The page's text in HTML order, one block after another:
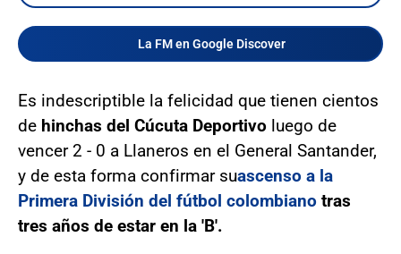
La FM en Google Discover
Es indescriptible la felicidad que tienen cientos
de hinchas del Cúcuta Deportivo luego de
vencer 2 - 0 a Llaneros en el General Santander,
y de esta forma confirmar suascenso a la
Primera División del fútbol colombiano tras
tres años de estar en la 'B'.